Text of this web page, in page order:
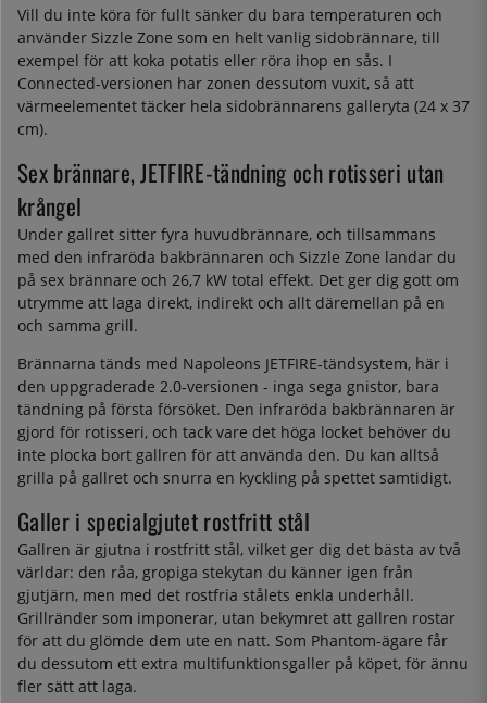
Vill du inte köra för fullt sänker du bara temperaturen och
använder Sizzle Zone som en helt vanlig sidobrännare, till
exempel för att koka potatis eller röra ihop en sås. I
Connected-versionen har zonen dessutom vuxit, så att
värmeelementet täcker hela sidobrännarens galleryta (24 x 37
cm).
Sex brännare, JETFIRE-tändning och rotisseri utan
krångel
Under gallret sitter fyra huvudbrännare, och tillsammans
med den infraröda bakbrännaren och Sizzle Zone landar du
på sex brännare och 26,7 kW total effekt. Det ger dig gott om
utrymme att laga direkt, indirekt och allt däremellan på en
och samma grill.
Brännarna tänds med Napoleons JETFIRE-tändsystem, här i
den uppgraderade 2.0-versionen - inga sega gnistor, bara
tändning på första försöket. Den infraröda bakbrännaren är
gjord för rotisseri, och tack vare det höga locket behöver du
inte plocka bort gallren för att använda den. Du kan alltså
grilla på gallret och snurra en kyckling på spettet samtidigt.
Galler i specialgjutet rostfritt stål
Gallren är gjutna i rostfritt stål, vilket ger dig det bästa av två
världar: den råa, gropiga stekytan du känner igen från
gjutjärn, men med det rostfria stålets enkla underhåll.
Grillränder som imponerar, utan bekymret att gallren rostar
för att du glömde dem ute en natt. Som Phantom-ägare får
du dessutom ett extra multifunktionsgaller på köpet, för ännu
fler sätt att laga.